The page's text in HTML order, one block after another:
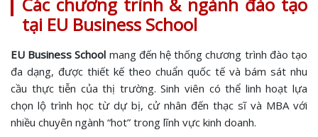
tại EU Business School
EU Business School mang đến hệ thống chương trình đào tạo
đa dạng, được thiết kế theo chuẩn quốc tế và bám sát nhu
cầu thực tiễn của thị trường. Sinh viên có thể linh hoạt lựa
chọn lộ trình học từ dự bị, cử nhân đến thạc sĩ và MBA với
nhiều chuyên ngành “hot” trong lĩnh vực kinh doanh.